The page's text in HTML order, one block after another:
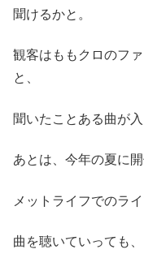
聞けるかと。
観客はももクロのフ
と、
聞いたことある曲が
あとは、今年の夏に
メットライフでのラ
曲を聴いていっても